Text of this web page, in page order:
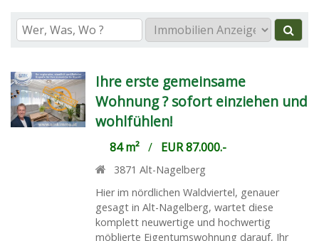
Ihre erste gemeinsame
Wohnung ? sofort einziehen und
wohlfühlen!
84 m²/ EUR 87.000.-
3871 Alt-Nagelberg
Hier im nördlichen Waldviertel, genauer
gesagt in Alt-Nagelberg, wartet diese
komplett neuwertige und hochwertig
möblierte Eigentumswohnung darauf, Ihr